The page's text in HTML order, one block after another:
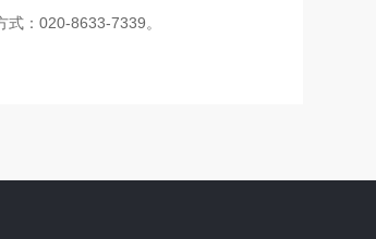
：020-8633-7339。